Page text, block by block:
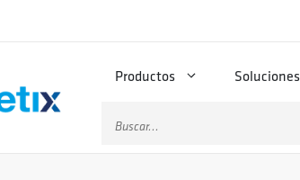
Productos Soluciones
Buscar: